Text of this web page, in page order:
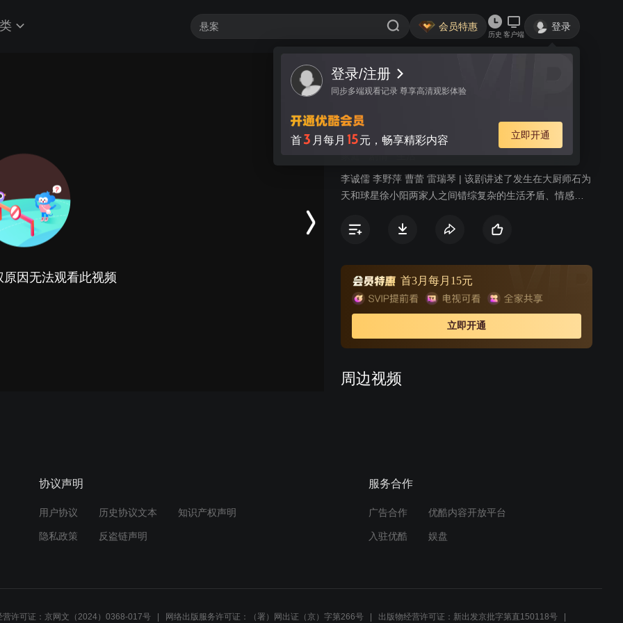
会员特惠
历史 客户端
登录
登录/注册
同步多端观看记录 尊享高清观影体验
首3 月每月 15元，畅享精彩内容 立即开通
因无法观看此视频
视频 讨论
新幸福街
生活
李诚儒 李野萍 曹蕾 雷瑞琴 | 该剧讲述了发生在大厨师石为
天和球星徐小阳两家人之间错综复杂的生活矛盾、情感纠
的人物则穿插其间，为观众延续着这个讲不完的“幸福”故
首3月每月15元
立即开通
周边视频
00:51
协议声明
用户协议 历史协议文本 知识产权声明
隐私政策 反盗链声明
服务合作
广告合作 优酷内容开放平台
入驻优酷 娱盘
营许可证：京网文（2024）0368-017号 网络出版服务许可证：（署）网出证（京）字第266号 出版物经营许可证：新出发京批字第直150118号